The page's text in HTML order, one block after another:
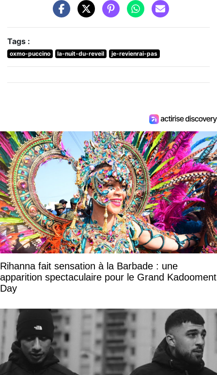
Tags :
oxmo-puccino la-nuit-du-reveil je-revienrai-pas
Rihanna fait sensation à la Barbade : une
apparition spectaculaire pour le Grand Kadooment
Day